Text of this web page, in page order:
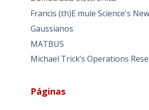
Francis (th)E mule Science's
Gaussianos
MATBUS
Michael Trick’s Operations
Páginas